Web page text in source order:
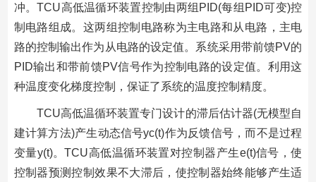
冲。TCU高低温循环装置控制由两组PID(每组PID可变)控
制电路组成。这两组控制电路称为主电路和从电路，主电
路的控制输出作为从电路的设定值。系统采用带前馈PV的
PID输出和带前馈PV信号作为控制电路的设定值。利用这
种温度变化梯度控制，保证了系统的温度控制精度。
TCU高低温循环装置专门设计的滞后估计器(无模型自
建计算方法)产生动态信号yc(t)作为反馈信号，而不是过程
变量y(t)。TCU高低温循环装置对控制器产生e(t)信号，使
控制器预测控制效果不大滞后，使控制器始终能够产生适